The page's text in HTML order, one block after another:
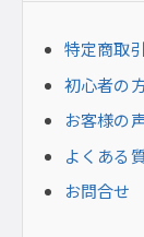
特定商取
初心者の
お客様の
よくある
お問合せ